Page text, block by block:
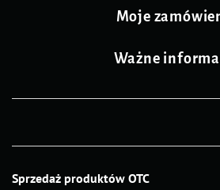
Moje
Ważne
Sprzedaż produktów OTC